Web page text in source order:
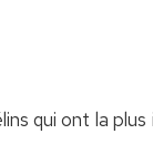
qui ont la